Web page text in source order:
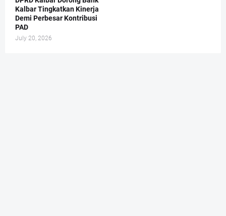
Kalbar Tingkatkan Kinerja
Demi Perbesar Kontribusi
PAD
July 20, 2026